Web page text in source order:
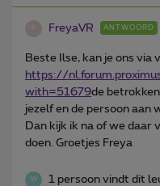
FreyaVR ANTWOORD
Beste Ilse, kan je ons via
https://
with=51679de
jezelf en de persoon aan
Dan kijk ik na of we daar
doen. Groetjes Freya
W 1 persoon vindt dit